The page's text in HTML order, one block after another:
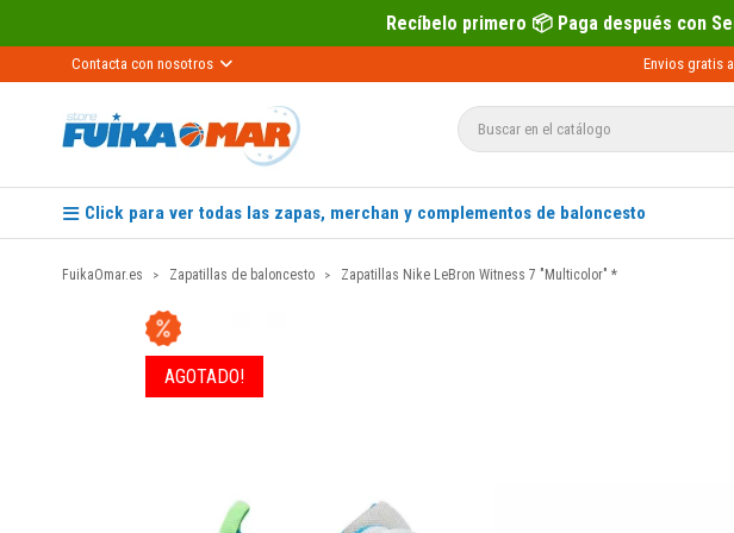
Recíbelo primero 📦 Paga después con Sequra 💶
Contacta con nosotros Envios gratis
Click para ver todas las zapas, merchan y complementos de baloncesto
FuikaOmar.es Zapatillas de baloncesto Zapatillas Nike LeBron Witness 7 "Multicolor" *
AGOTADO!